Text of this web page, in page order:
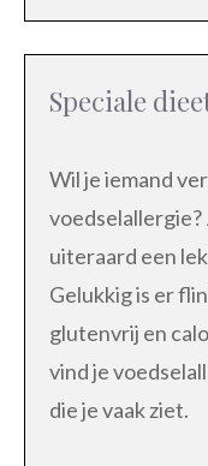
Speciale
Wil je iemand
voedselallergie?
uiteraard een
Gelukkig is er
glutenvrij en
vind je
die je vaak ziet.